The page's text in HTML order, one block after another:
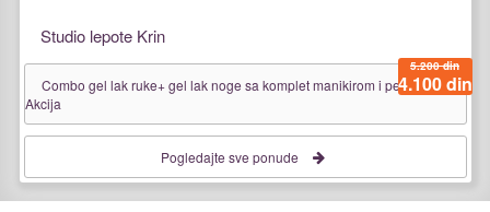
Studio lepote Krin
Combo gel lak ruke+ gel lak noge sa komplet manikirom i pedikirom .
Akcija
5.200 din
4.100 din
Pogledajte sve ponude